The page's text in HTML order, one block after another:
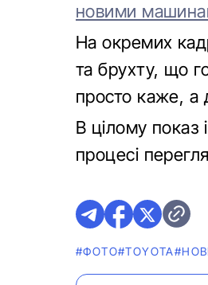
новими
На окремих
та брухту, що
просто каже, а
В цілому
процесі
#ФОТО#TOYOTA